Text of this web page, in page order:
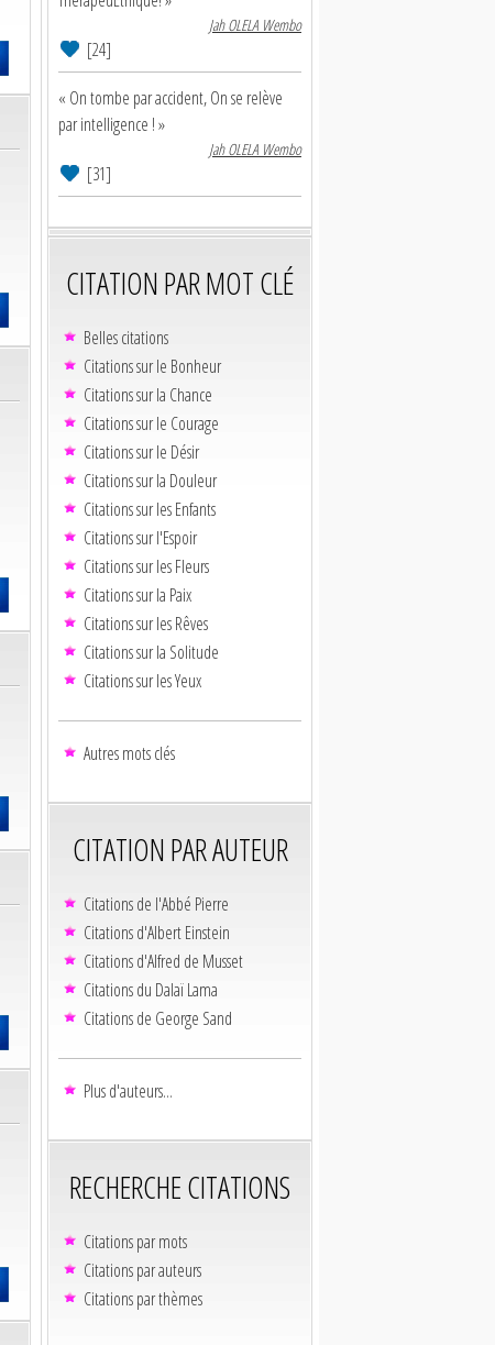
Jah OLELA Wembo
[24]
« On tombe par accident, On se relève
par intelligence ! »
Jah OLELA Wembo
[31]
CITATION PAR MOT CLÉ
Belles citations
Citations sur le Bonheur
Citations sur la Chance
Citations sur le Courage
Citations sur le Désir
Citations sur la Douleur
Citations sur les Enfants
Citations sur l'Espoir
Citations sur les Fleurs
Citations sur la Paix
Citations sur les Rêves
Citations sur la Solitude
Citations sur les Yeux
Autres mots clés
CITATION PAR AUTEUR
Citations de l'Abbé Pierre
Citations d'Albert Einstein
Citations d'Alfred de Musset
Citations du Dalaï Lama
Citations de George Sand
Plus d'auteurs...
RECHERCHE CITATIONS
Citations par mots
Citations par auteurs
Citations par thèmes